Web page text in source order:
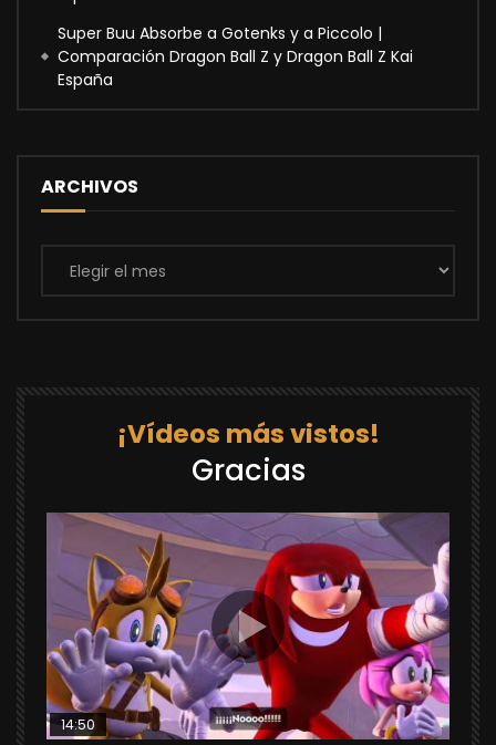
Super Buu Absorbe a Gotenks y a Piccolo |
Comparación Dragon Ball Z y Dragon Ball Z Kai
España
ARCHIVOS
Archivos
¡Vídeos más vistos!
Gracias
14:50